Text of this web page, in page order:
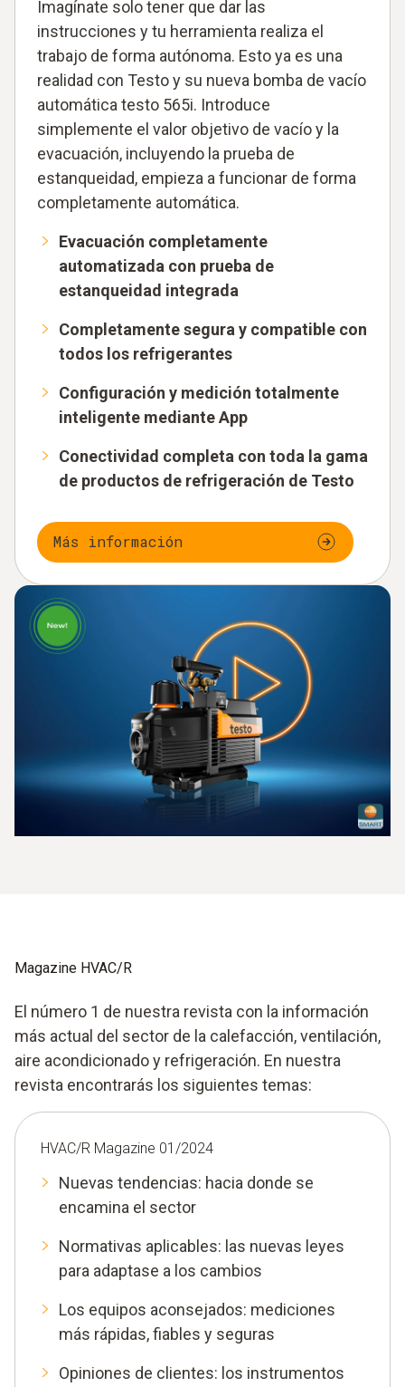
Imagínate solo tener que dar las
instrucciones y tu herramienta realiza el
trabajo de forma autónoma. Esto ya es una
realidad con Testo y su nueva bomba de vacío
automática testo 565i. Introduce
simplemente el valor objetivo de vacío y la
evacuación, incluyendo la prueba de
estanqueidad, empieza a funcionar de forma
completamente automática.
Evacuación completamente
automatizada con prueba de
estanqueidad integrada
Completamente segura y compatible con
todos los refrigerantes
Configuración y medición totalmente
inteligente mediante App
Conectividad completa con toda la gama
de productos de refrigeración de Testo
Más información
Magazine HVAC/R
El número 1 de nuestra revista con la información
más actual del sector de la calefacción, ventilación,
aire acondicionado y refrigeración. En nuestra
revista encontrarás los siguientes temas:
HVAC/R Magazine 01/2024
Nuevas tendencias: hacia donde se
encamina el sector
Normativas aplicables: las nuevas leyes
para adaptase a los cambios
Los equipos aconsejados: mediciones
más rápidas, fiables y seguras
Opiniones de clientes: los instrumentos